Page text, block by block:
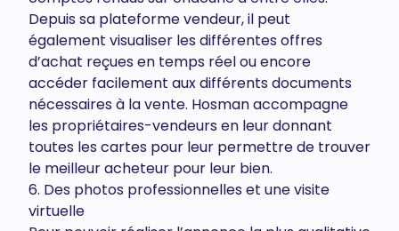
Depuis sa plateforme vendeur, il peut
également visualiser les différentes offres
d’achat reçues en temps réel ou encore
accéder facilement aux différents documents
nécessaires à la vente. Hosman accompagne
les propriétaires-vendeurs en leur donnant
toutes les cartes pour leur permettre de trouver
le meilleur acheteur pour leur bien.
6. Des photos professionnelles et une visite
virtuelle